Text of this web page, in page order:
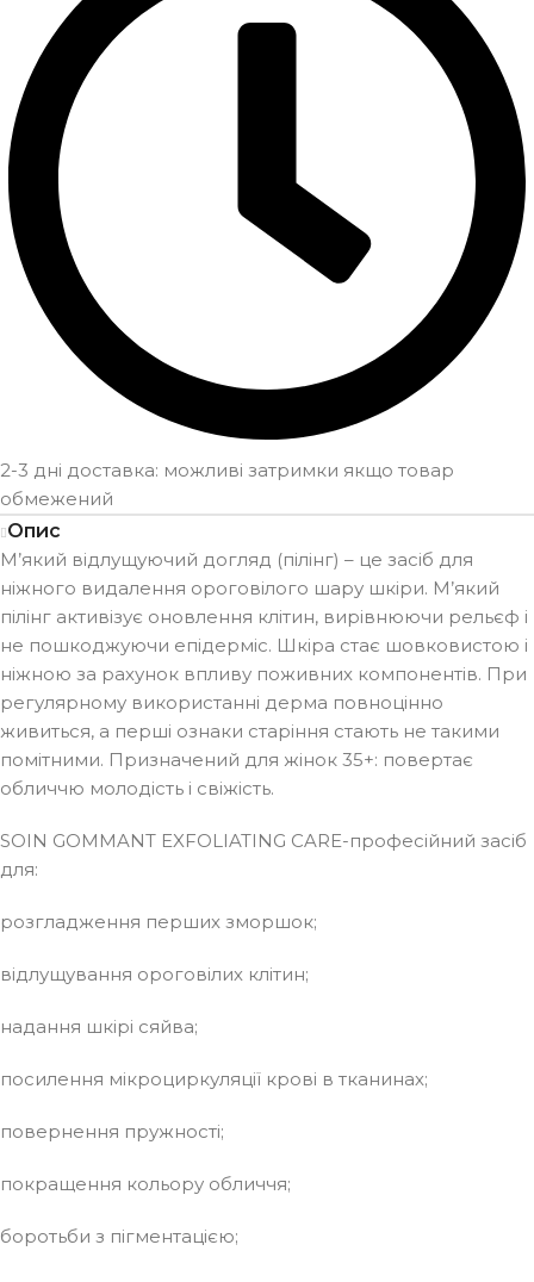
2-3 дні доставка: можливі затримки якщо товар
обмежений
Опис
М’який відлущуючий догляд (пілінг) – це засіб для
ніжного видалення ороговілого шару шкіри. М’який
пілінг активізує оновлення клітин, вирівнюючи рельєф і
не пошкоджуючи епідерміс. Шкіра стає шовковистою і
ніжною за рахунок впливу поживних компонентів. При
регулярному використанні дерма повноцінно
живиться, а перші ознаки старіння стають не такими
помітними. Призначений для жінок 35+: повертає
обличчю молодість і свіжість.
SOIN GOMMANT EXFOLIATING CARE-професійний засіб
для:
розгладження перших зморшок;
відлущування ороговілих клітин;
надання шкірі сяйва;
посилення мікроциркуляції крові в тканинах;
повернення пружності;
покращення кольору обличчя;
боротьби з пігментацією;